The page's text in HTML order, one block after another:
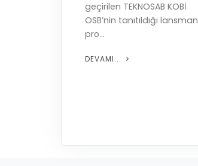
geçirilen TEKNOSAB KOBİ
OSB’nin tanıtıldığı lansman
pro...
DEVAMI...